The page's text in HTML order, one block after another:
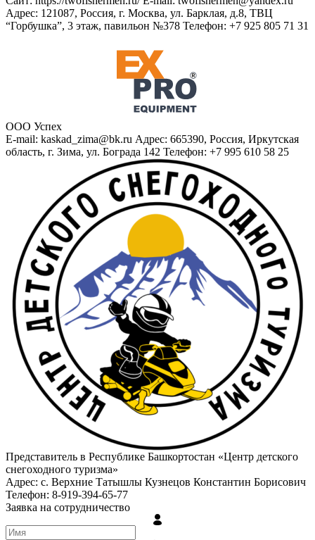
Адрес: 121087, Россия, г. Москва, ул. Барклая, д.8, ТВЦ
“Горбушка”, 3 этаж, павильон №378 Телефон: +7 925 805 71 31
ООО Успех
E-mail: kaskad_zima@bk.ru Адрес: 665390, Россия, Иркутская
область, г. Зима, ул. Бограда 142 Телефон: +7 995 610 58 25
Представитель в Республике Башкортостан «Центр детского
снегоходного туризма»
Адрес: с. Верхние Татышлы Кузнецов Константин Борисович
Телефон: 8-919-394-65-77
Заявка на сотрудничество